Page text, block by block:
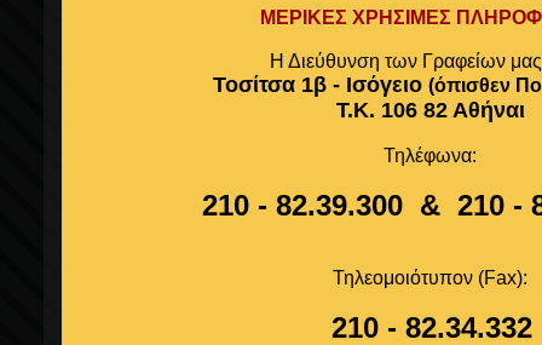
ΜΕΡΙΚΕΣ ΧΡΗΣΙΜΕΣ
Η Διεύθυνση των Γραφείων μας
Τοσίτσα 1β - Ισόγειο(όπισθεν
Τ.Κ. 106 82 Αθήναι
Τηλέφωνα:
210 - 82.39.300 & 210 -
Τηλεομοιότυπον (Fax):
210 - 82.34.332